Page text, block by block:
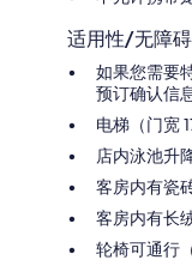
适用性/无障
如果您需要
预订确认信
电梯（门宽
店内泳池升
客房内有瓷
客房内有长
轮椅可通行